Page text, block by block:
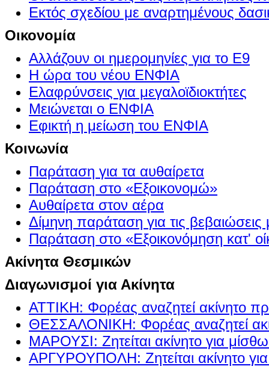
Εκτός σχεδίου με αναρτημένους
Οικονομία
Αλλάζουν οι ημερομηνίες για το Ε9
Η ώρα του νέου ΕΝΦΙΑ
Ελαφρύνσεις για μεγαλοϊδιοκτήτες
Μειώνεται ο ΕΝΦΙΑ
Εφικτή η μείωση του ΕΝΦΙΑ
Κοινωνία
Παράταση για τα αυθαίρετα
Παράταση στο «Εξοικονομώ»
Αυθαίρετα στον αέρα
Δίμηνη παράταση για τις βεβαιώσεις
Παράταση στο «Εξοικονόμηση κατ'
Ακίνητα Θεσμικών
Διαγωνισμοί για Ακίνητα
ΑΤΤΙΚΗ: Φορέας αναζητεί ακίνητο
ΘΕΣΣΑΛΟΝΙΚΗ: Φορέας αναζητεί
ΜΑΡΟΥΣΙ: Ζητείται ακίνητο για
ΑΡΓΥΡΟΥΠΟΛΗ: Ζητείται ακίνητο